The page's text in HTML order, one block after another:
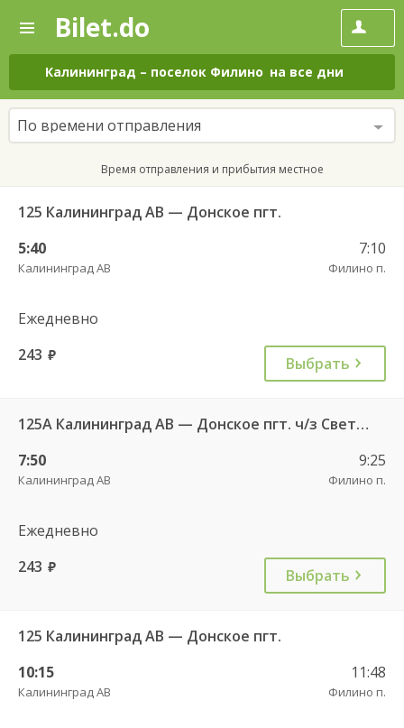
—
Поиск
и
покупка
билетов
на
автобус
онлайн
Bilet.do
Калининград – поселок Филино на все дни
По времени отправления
Время отправления и прибытия местное
125 Калининград АВ — Донское пгт.
5:40
Калининград АВ
7:10
Филино п.
Ежедневно
243 руб. Выбрать
125А Калининград АВ — Донское пгт. ч/з Светлогорск г.
7:50
Калининград АВ
9:25
Филино п.
Ежедневно
243 руб. Выбрать
125 Калининград АВ — Донское пгт.
10:15
Калининград АВ
11:48
Филино п.